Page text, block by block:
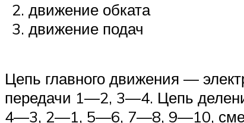
движение обката
движение подач
Цепь главного движения —
передачи 1—2, 3—4. Цепь
4—3, 2—1, 5—6, 7—8, 9—10,